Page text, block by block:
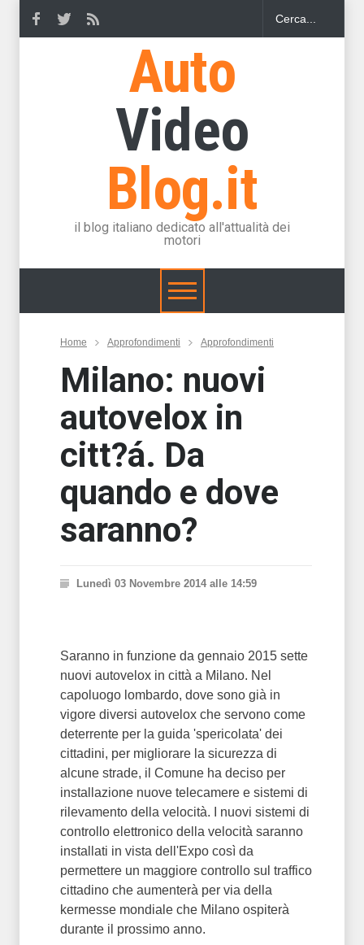
Auto
Video
Blog.it
il blog italiano dedicato all'attualità dei
motori
Home Approfondimenti Approfondimenti
Milano: nuovi
autovelox in
citt?á. Da
quando e dove
saranno?
Lunedì 03 Novembre 2014 alle 14:59
Saranno in funzione da gennaio 2015 sette
nuovi autovelox in città a Milano. Nel
capoluogo lombardo, dove sono già in
vigore diversi autovelox che servono come
deterrente per la guida 'spericolata' dei
cittadini, per migliorare la sicurezza di
alcune strade, il Comune ha deciso per
installazione nuove telecamere e sistemi di
rilevamento della velocità. I nuovi sistemi di
controllo elettronico della velocità saranno
installati in vista dell'Expo così da
permettere un maggiore controllo sul traffico
cittadino che aumenterà per via della
kermesse mondiale che Milano ospiterà
durante il prossimo anno.